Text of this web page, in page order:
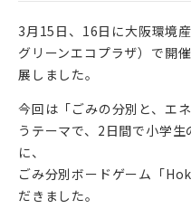
3月15日、16日に大阪環境
グリーンエコプラザ）で開
展しました。
今回は「ごみの分別と、エ
うテーマで、2日間で小学
に、
ごみ分別ボードゲーム「
だきました。